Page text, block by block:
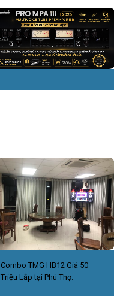
Combo TMG HB12 Giá 50
Triệu Lắp tại Phú Thọ.